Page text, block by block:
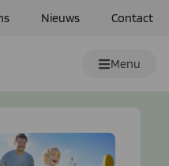
Nieuws Contact
Menu